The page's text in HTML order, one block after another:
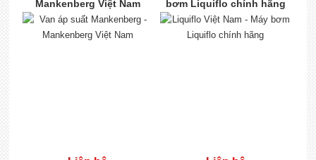
Mankenberg Việt Nam
bơm Liquiflo chính hãng